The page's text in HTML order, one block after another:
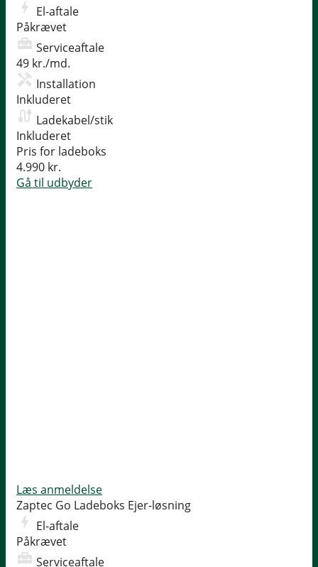
El-aftale
Påkrævet
Serviceaftale
49 kr./md.
Installation
Inkluderet
Ladekabel/stik
Inkluderet
Pris for ladeboks
4.990 kr.
Gå til udbyder
Læs anmeldelse
Zaptec Go Ladeboks Ejer-løsning
El-aftale
Påkrævet
Serviceaftale